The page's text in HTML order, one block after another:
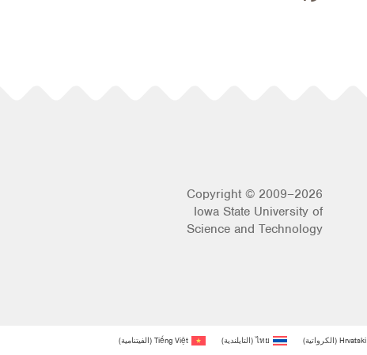
Copyright © 2009–2026
Iowa State University of
Science and Technology
Hrvatski
(الكرواتية)
ไทย
(التايلندية)
Tiếng Việt
(الفيتنامية)